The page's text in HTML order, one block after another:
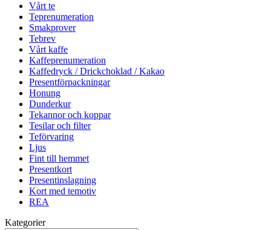
Vårt te
Teprenumeration
Smakprover
Tebrev
Vårt kaffe
Kaffeprenumeration
Kaffedryck / Drickchoklad / Kakao
Presentförpackningar
Honung
Dunderkur
Tekannor och koppar
Tesilar och filter
Teförvaring
Ljus
Fint till hemmet
Presentkort
Presentinslagning
Kort med temotiv
REA
Kategorier